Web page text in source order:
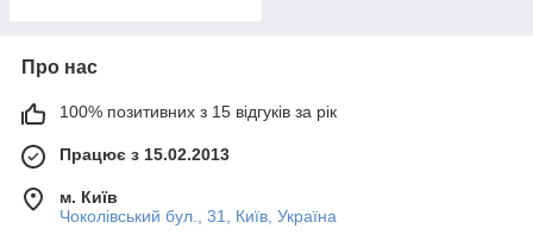
Про нас
100% позитивних з 15 відгуків за рік
Працює з 15.02.2013
м. Київ
Чоколівський бул., 31, Київ, Україна